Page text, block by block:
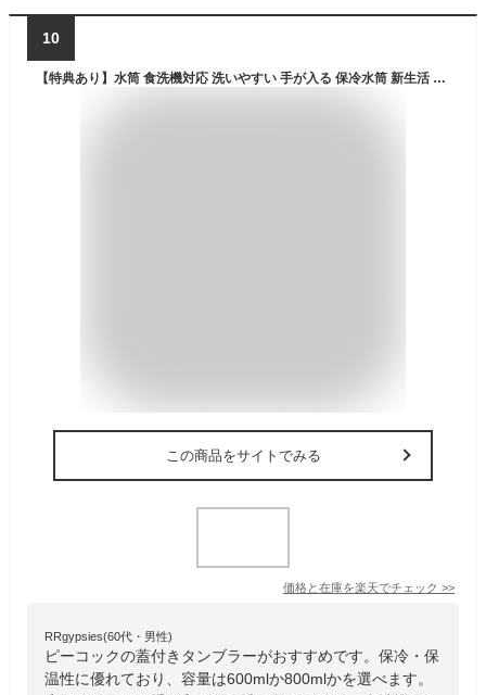
10
【特典あり】水筒 食洗機対応 洗いやすい 手が入る 保冷水筒 新生活 大人 仕事 オフィス 会社 通勤 おしゃれ 保冷保温水筒 600ml 800ml 保温 保冷 魔法瓶 真空断熱 広口 取っ手付き 蓋付き タンブラー 持ち運び 漏れない 大きい 大容量 軽い 軽量 ピーコック AEF-60/80
この商品をサイトでみる
価格と在庫を楽天でチェック >>
RRgypsies(60代・男性)
ピーコックの蓋付きタンブラーがおすすめです。保冷・保
温性に優れており、容量は600mlか800mlかを選べます。